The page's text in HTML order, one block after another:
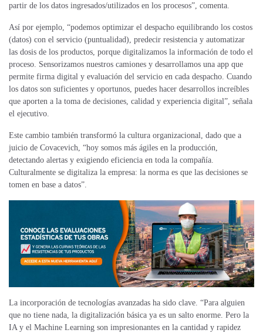
partir de los datos ingresados/utilizados en los procesos”, comenta.
Así por ejemplo, “podemos optimizar el despacho equilibrando los costos
(datos) con el servicio (puntualidad), predecir resistencia y automatizar
las dosis de los productos, porque digitalizamos la información de todo el
proceso. Sensorizamos nuestros camiones y desarrollamos una app que
permite firma digital y evaluación del servicio en cada despacho. Cuando
los datos son suficientes y oportunos, puedes hacer desarrollos increíbles
que aporten a la toma de decisiones, calidad y experiencia digital”, señala
el ejecutivo.
Este cambio también transformó la cultura organizacional, dado que a
juicio de Covacevich, “hoy somos más ágiles en la producción,
detectando alertas y exigiendo eficiencia en toda la compañía.
Culturalmente se digitaliza la empresa: la norma es que las decisiones se
tomen en base a datos”.
La incorporación de tecnologías avanzadas ha sido clave. “Para alguien
que no tiene nada, la digitalización básica ya es un salto enorme. Pero la
IA y el Machine Learning son impresionantes en la cantidad y rapidez